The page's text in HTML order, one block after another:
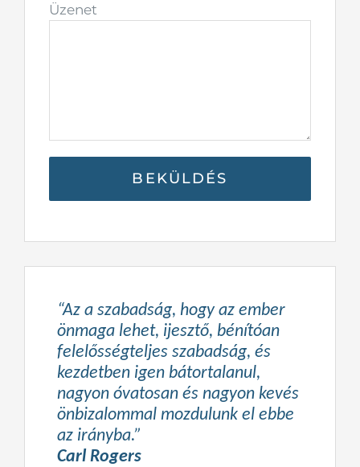
Üzenet
“Az a szabadság, hogy az ember
önmaga lehet, ijesztő, bénítóan
felelősségteljes szabadság, és
kezdetben igen bátortalanul,
nagyon óvatosan és nagyon kevés
önbizalommal mozdulunk el ebbe
az irányba.”
Carl Rogers